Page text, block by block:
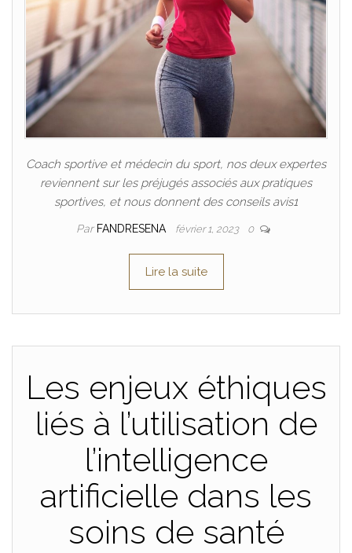
Coach sportive et médecin du sport, nos deux expertes
reviennent sur les préjugés associés aux pratiques
sportives, et nous donnent des conseils avis1
Par FANDRESENA février 1, 2023 0
Lire la suite
Les enjeux éthiques
liés à l’utilisation de
l’intelligence
artificielle dans les
soins de santé